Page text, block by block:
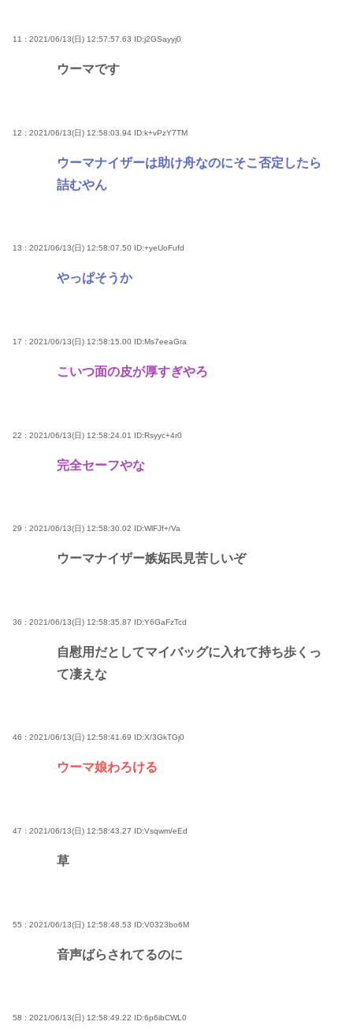
11 : 2021/06/13(日) 12:57:57.63 ID:j2GSayyj0
ウーマです
12 : 2021/06/13(日) 12:58:03.94 ID:k+vPzY7TM
ウーマナイザーは助け舟なのにそこ否定したら
詰むやん
13 : 2021/06/13(日) 12:58:07.50 ID:+yeUoFufd
やっぱそうか
17 : 2021/06/13(日) 12:58:15.00 ID:Ms7eeaGra
こいつ面の皮が厚すぎやろ
22 : 2021/06/13(日) 12:58:24.01 ID:Rsyyc+4r0
完全セーフやな
29 : 2021/06/13(日) 12:58:30.02 ID:WlFJf+/Va
ウーマナイザー嫉妬民見苦しいぞ
36 : 2021/06/13(日) 12:58:35.87 ID:Y6GaFzTcd
自慰用だとしてマイバッグに入れて持ち歩くっ
て凄えな
46 : 2021/06/13(日) 12:58:41.69 ID:X/3GkTGj0
ウーマ娘わろける
47 : 2021/06/13(日) 12:58:43.27 ID:Vsqwm/eEd
草
55 : 2021/06/13(日) 12:58:48.53 ID:V0323bo6M
音声ばらされてるのに
58 : 2021/06/13(日) 12:58:49.22 ID:6p6ibCWL0